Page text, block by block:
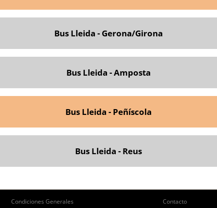
Bus Lleida - Gerona/Girona
Bus Lleida - Amposta
Bus Lleida - Peñíscola
Bus Lleida - Reus
Condiciones Generales Contacto